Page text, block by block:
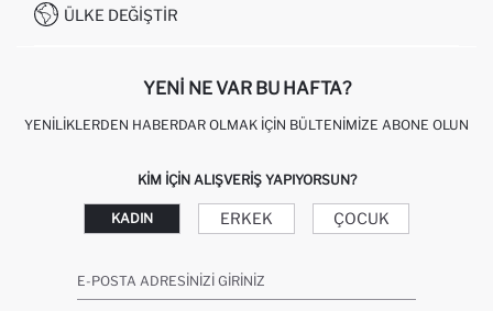
KAMPANYALAR
0850 333 22 86
ÜLKE DEĞIŞTIR
YENI NE VAR BU HAFTA?
YENILIKLERDEN HABERDAR OLMAK İÇIN BÜLTENIMIZE ABONE OLUN
KIM IÇIN ALIŞVERIŞ YAPIYORSUN?
KADIN ERKEK ÇOCUK
E-POSTA ADRESINIZI GIRINIZ